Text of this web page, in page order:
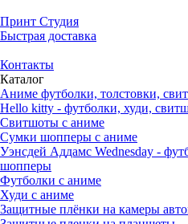
Принт Студия
Быстрая доставка
Контакты
Каталог
Аниме футболки, толстовки,
Hello kitty - футболки, худи,
Свитшоты с аниме
Сумки шопперы с аниме
Уэнсдей Аддамс Wednesday -
шопперы
Футболки с аниме
Худи с аниме
Защитные плёнки на камеры